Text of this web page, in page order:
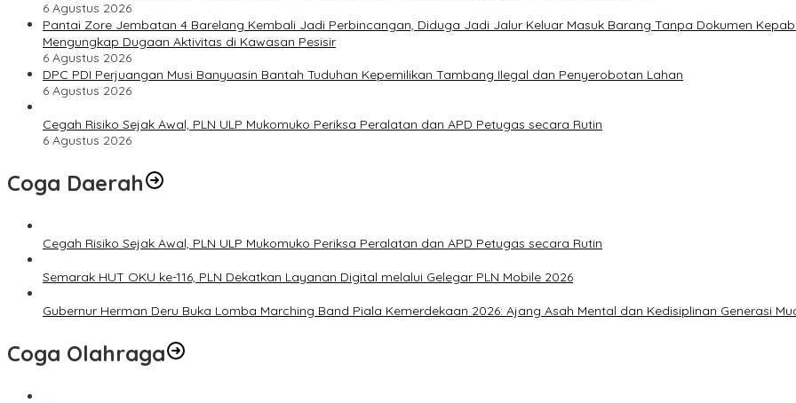
6 Agustus 2026
Pantai Zore Jembatan 4 Barelang Kembali Jadi Perbincangan, Diduga Jadi Jalur Keluar Masuk Barang Tanpa Dokumen
Mengungkap Dugaan Aktivitas di Kawasan Pesisir
6 Agustus 2026
DPC PDI Perjuangan Musi Banyuasin Bantah Tuduhan Kepemilikan Tambang Ilegal dan Penyerobotan Lahan
6 Agustus 2026
Cegah Risiko Sejak Awal, PLN ULP Mukomuko Periksa Peralatan dan APD Petugas secara Rutin
6 Agustus 2026
Coga Daerah
Cegah Risiko Sejak Awal, PLN ULP Mukomuko Periksa Peralatan dan APD Petugas secara Rutin
Semarak HUT OKU ke-116, PLN Dekatkan Layanan Digital melalui Gelegar PLN Mobile 2026
Gubernur Herman Deru Buka Lomba Marching Band Piala Kemerdekaan 2026: Ajang Asah Mental dan Kedisiplinan Generasi
Coga Olahraga